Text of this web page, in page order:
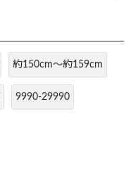
約150cm～約159cm
9990-29990